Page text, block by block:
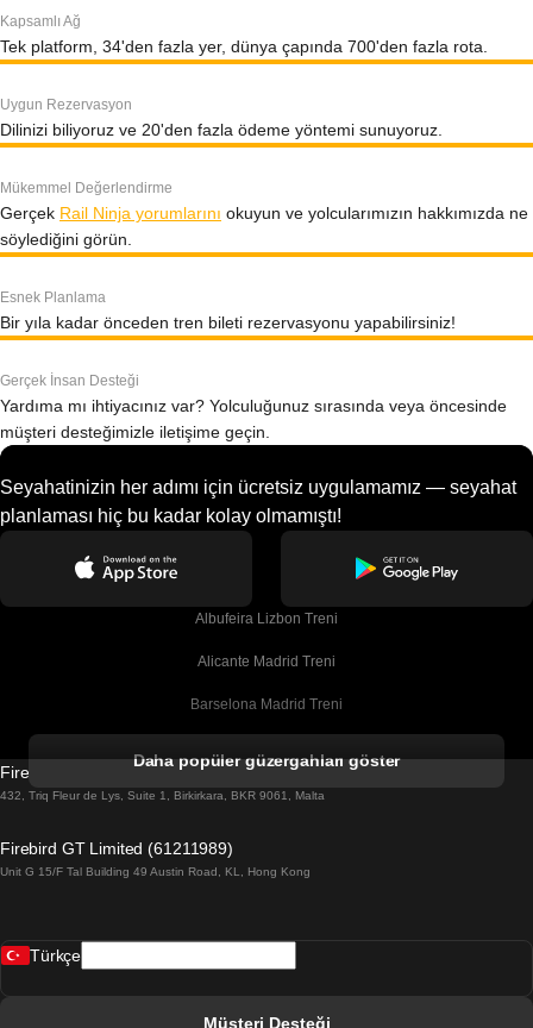
Kapsamlı Ağ
Tek platform, 34'den fazla yer, dünya çapında 700'den fazla rota.
Uygun Rezervasyon
Dilinizi biliyoruz ve 20'den fazla ödeme yöntemi sunuyoruz.
Mükemmel Değerlendirme
Gerçek Rail Ninja yorumlarını okuyun ve yolcularımızın hakkımızda ne
söylediğini görün.
Esnek Planlama
Bir yıla kadar önceden tren bileti rezervasyonu yapabilirsiniz!
Gerçek İnsan Desteği
Yardıma mı ihtiyacınız var? Yolculuğunuz sırasında veya öncesinde
müşteri desteğimizle iletişime geçin.
Seyahatinizin her adımı için ücretsiz uygulamamız — seyahat
planlaması hiç bu kadar kolay olmamıştı!
Albufeira Lizbon Treni
Alicante Madrid Treni
Barselona Madrid Treni
Barselona Sevilla Treni
Belfast Dublin Treni
Daha popüler güzergahları göster
Firebird GT Limited (OC 1451)
432, Triq Fleur de Lys, Suite 1, Birkirkara, BKR 9061, Malta
Firebird GT Limited (61211989)
Unit G 15/F Tal Building 49 Austin Road, KL, Hong Kong
Türkçe
Müşteri Desteği